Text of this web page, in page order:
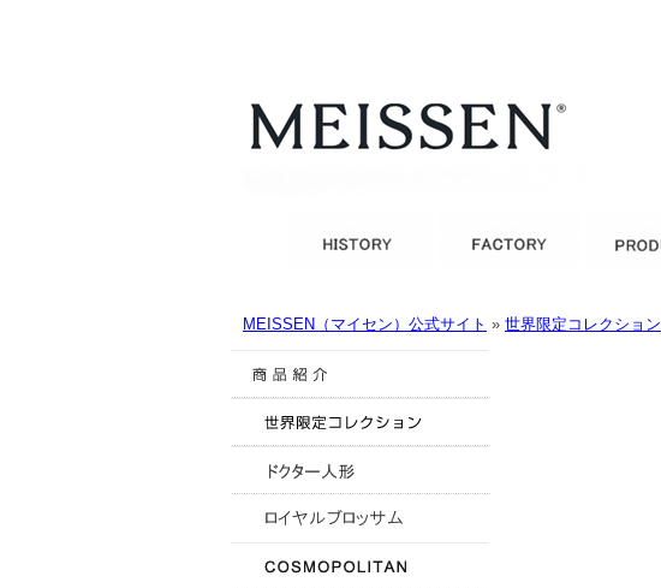
MEISSEN（マイセン）公式サイト » 世界限定コレクション